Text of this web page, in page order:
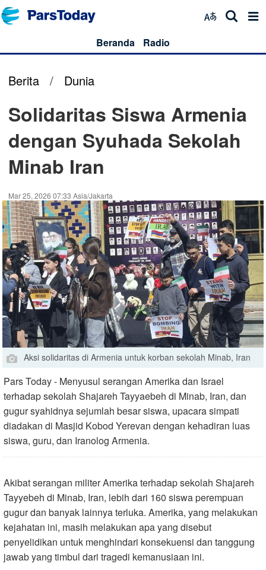
Beranda Radio
Berita / Dunia
Solidaritas Siswa Armenia
dengan Syuhada Sekolah
Minab Iran
Mar 25, 2026 07:33 Asia/Jakarta
Aksi solidaritas di Armenia untuk korban sekolah Minab, Iran
Pars Today - Menyusul serangan Amerika dan Israel
terhadap sekolah Shajareh Tayyaebeh di Minab, Iran, dan
gugur syahidnya sejumlah besar siswa, upacara simpati
diadakan di Masjid Kobod Yerevan dengan kehadiran luas
siswa, guru, dan Iranolog Armenia.
Akibat serangan militer Amerika terhadap sekolah Shajareh
Tayyebeh di Minab, Iran, lebih dari 160 siswa perempuan
gugur dan banyak lainnya terluka. Amerika, yang melakukan
kejahatan ini, masih melakukan apa yang disebut
penyelidikan untuk menghindari konsekuensi dan tanggung
jawab yang timbul dari tragedi kemanusiaan ini.